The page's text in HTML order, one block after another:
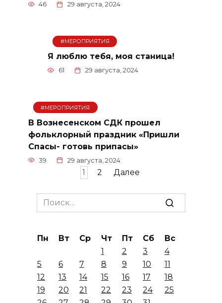
46 29 августа, 2024
#МЕРОПРИЯТИЯ
Я люблю тебя, моя станица!
61 29 августа, 2024
#МЕРОПРИЯТИЯ
В Вознесенском СДК прошел
фольклорный праздник «Пришли
Спасы- готовь припасы»
39 29 августа, 2024
1 2 Далее
Search
for:
Пн Вт Ср Чт Пт Сб
Вс
1
2 3
4
5
6 7 8 9 10
11
12
13 14 15 16 17
18
19
20 21 22 23 24
25